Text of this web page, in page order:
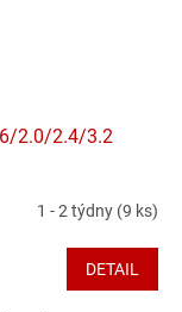
2.0/2.4/3.2
1 - 2 týdny (9 ks)
DETAIL